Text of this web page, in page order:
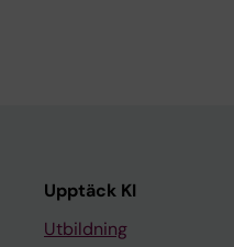
Upptäck KI
Utbildning